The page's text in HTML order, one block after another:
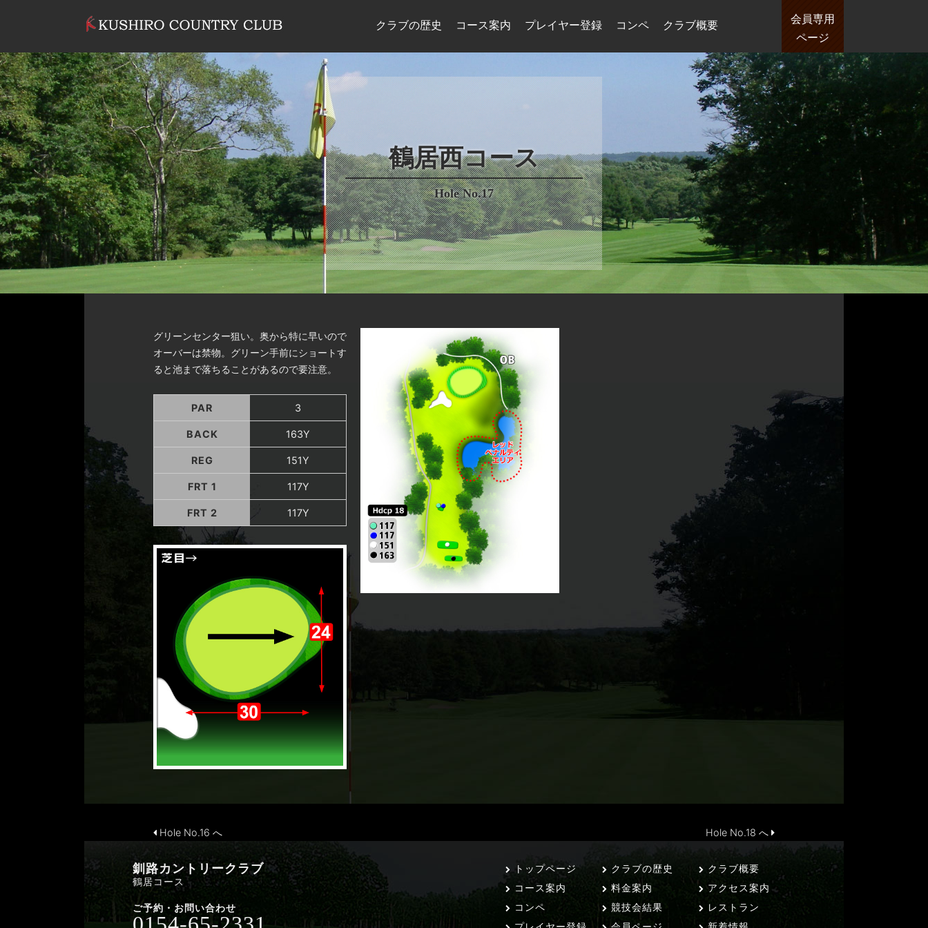
クラブの歴史 コース案内 プレイヤー登録 コンペ クラブ概要
会員専用
ページ
鶴居西コース
Hole No.17
グリーンセンター狙い。奥から特に早いので
オーバーは禁物。グリーン手前にショートす
ると池まで落ちることがあるので要注意。
PAR 3
BACK 163Y
REG 151Y
FRT 1 117Y
FRT 2 117Y
Hole No.16 へ Hole No.18 へ
釧路カントリークラブ
鶴居コース
ご予約・お問い合わせ
トップページ
コース案内
コンペ
クラブの歴史
料金案内
競技会結果
クラブ概要
アクセス案内
レストラン